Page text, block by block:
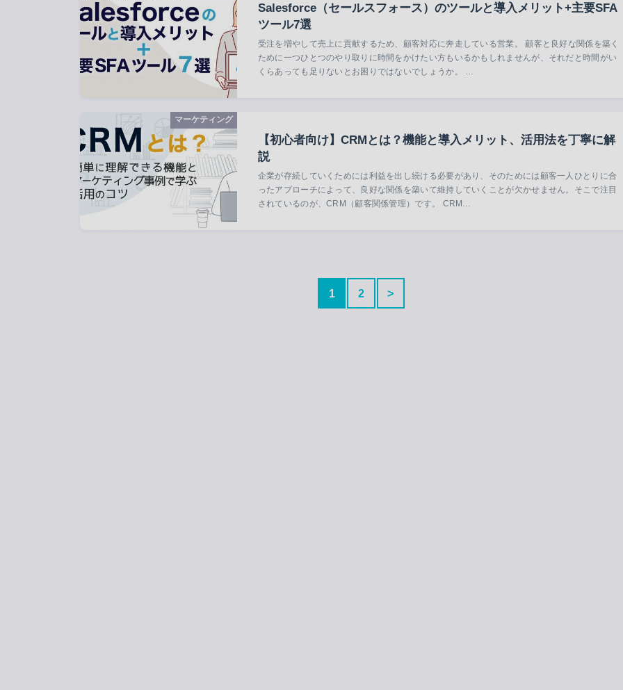
Salesforce（セールスフォース）のツールと導入メリット+主要SFA
ツール7選
受注を増やして売上に貢献するため、顧客対応に奔走している営業。 顧客と良好な関係を築く
ために一つひとつのやり取りに時間をかけたい方もいるかもしれませんが、それだと時間がい
くらあっても足りないとお困りではないでしょうか。 …
マーケティング
【初心者向け】CRMとは？機能と導入メリット、活用法を丁寧に解
説
企業が存続していくためには利益を出し続ける必要があり、そのためには顧客一人ひとりに合
ったアプローチによって、良好な関係を築いて維持していくことが欠かせません。そこで注目
されているのが、CRM（顧客関係管理）です。 CRM…
1 2 >